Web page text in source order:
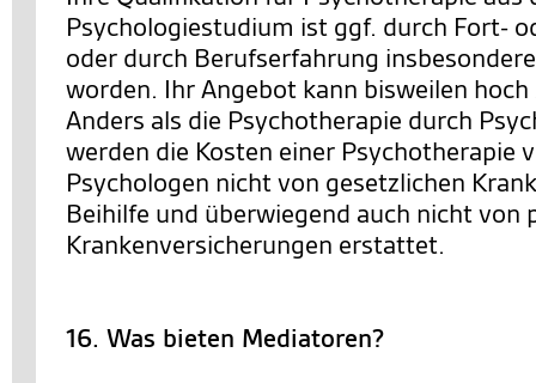
Psychologiestudium ist ggf. durch Fort-
oder durch Berufserfahrung
worden. Ihr Angebot kann bisweilen
Anders als die Psychotherapie durch
werden die Kosten einer Psychotherapie
Psychologen nicht von gesetzlichen
Beihilfe und überwiegend auch nicht von
Krankenversicherungen erstattet.
16. Was bieten Mediatoren?